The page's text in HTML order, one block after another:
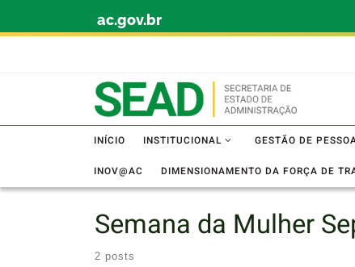
ac.gov.br
INÍCIO INSTITUCIONAL GESTÃO DE
INOV@AC DIMENSIONAMENTO DA FORÇA DE
Semana da Mulher
2 posts